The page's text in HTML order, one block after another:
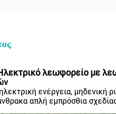
λεωφορείο με
ενέργεια,
απλή εμπρόσθια